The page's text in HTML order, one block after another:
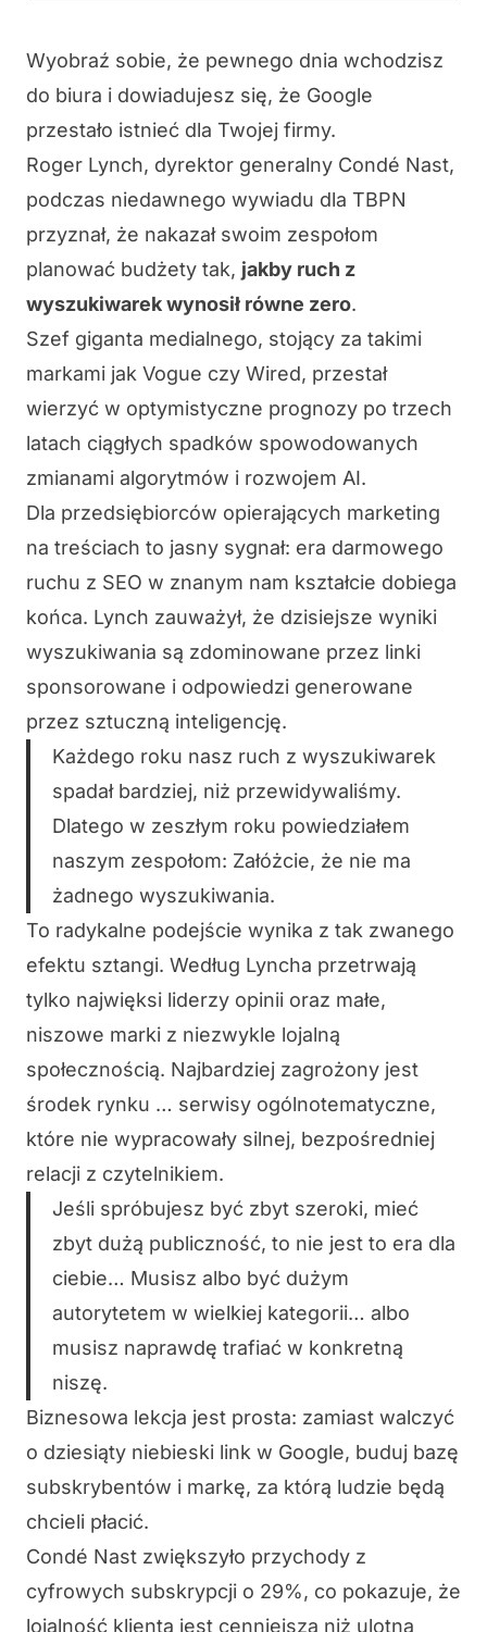
Wyobraź sobie, że pewnego dnia wchodzisz
do biura i dowiadujesz się, że Google
przestało istnieć dla Twojej firmy.
Roger Lynch, dyrektor generalny Condé Nast,
podczas niedawnego wywiadu dla TBPN
przyznał, że nakazał swoim zespołom
planować budżety tak, jakby ruch z
wyszukiwarek wynosił równe zero.
Szef giganta medialnego, stojący za takimi
markami jak Vogue czy Wired, przestał
wierzyć w optymistyczne prognozy po trzech
latach ciągłych spadków spowodowanych
zmianami algorytmów i rozwojem AI.
Dla przedsiębiorców opierających marketing
na treściach to jasny sygnał: era darmowego
ruchu z SEO w znanym nam kształcie dobiega
końca. Lynch zauważył, że dzisiejsze wyniki
wyszukiwania są zdominowane przez linki
sponsorowane i odpowiedzi generowane
przez sztuczną inteligencję.
Każdego roku nasz ruch z wyszukiwarek
spadał bardziej, niż przewidywaliśmy.
Dlatego w zeszłym roku powiedziałem
naszym zespołom: Załóżcie, że nie ma
żadnego wyszukiwania.
To radykalne podejście wynika z tak zwanego
efektu sztangi. Według Lyncha przetrwają
tylko najwięksi liderzy opinii oraz małe,
niszowe marki z niezwykle lojalną
społecznością. Najbardziej zagrożony jest
środek rynku … serwisy ogólnotematyczne,
które nie wypracowały silnej, bezpośredniej
relacji z czytelnikiem.
Jeśli spróbujesz być zbyt szeroki, mieć
zbyt dużą publiczność, to nie jest to era dla
ciebie… Musisz albo być dużym
autorytetem w wielkiej kategorii… albo
musisz naprawdę trafiać w konkretną
niszę.
Biznesowa lekcja jest prosta: zamiast walczyć
o dziesiąty niebieski link w Google, buduj bazę
subskrybentów i markę, za którą ludzie będą
chcieli płacić.
Condé Nast zwiększyło przychody z
cyfrowych subskrypcji o 29%, co pokazuje, że
lojalność klienta jest cenniejsza niż ulotna